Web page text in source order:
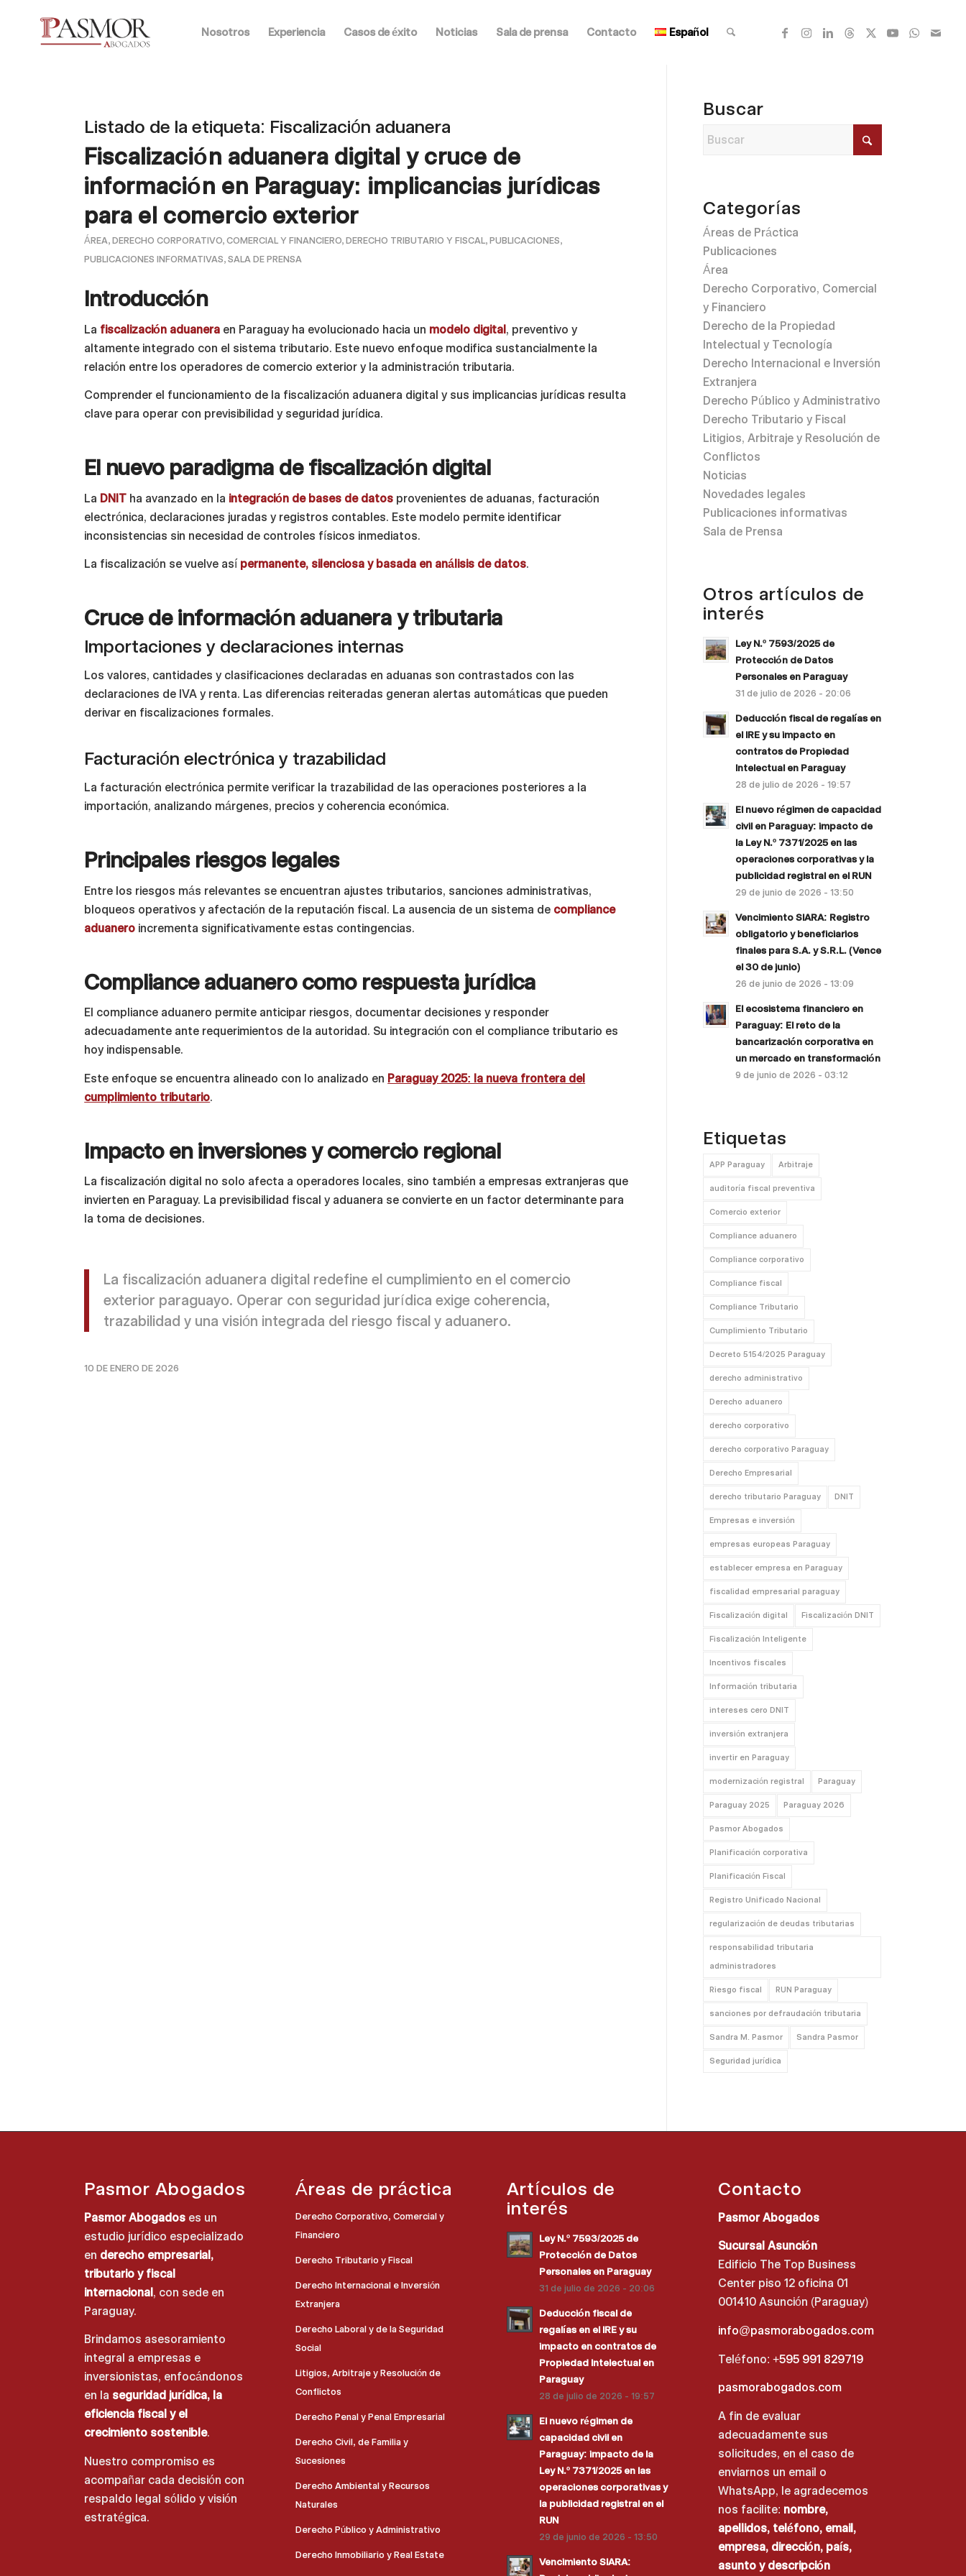
Nosotros Experiencia Casos de éxito Noticias Sala de prensa Contacto Español
Listado de la etiqueta: Fiscalización aduanera
Fiscalización aduanera digital y cruce de
información en Paraguay: implicancias jurídicas
para el comercio exterior
ÁREA,DERECHO CORPORATIVO, COMERCIAL Y FINANCIERO,DERECHO TRIBUTARIO Y FISCAL,PUBLICACIONES,
PUBLICACIONES INFORMATIVAS,SALA DE PRENSA
Introducción
La fiscalización aduanera en Paraguay ha evolucionado hacia un modelo digital, preventivo y
altamente integrado con el sistema tributario. Este nuevo enfoque modifica sustancialmente la
relación entre los operadores de comercio exterior y la administración tributaria.
Comprender el funcionamiento de la fiscalización aduanera digital y sus implicancias jurídicas resulta
clave para operar con previsibilidad y seguridad jurídica.
El nuevo paradigma de fiscalización digital
La DNIT ha avanzado en la integración de bases de datos provenientes de aduanas, facturación
electrónica, declaraciones juradas y registros contables. Este modelo permite identificar
inconsistencias sin necesidad de controles físicos inmediatos.
La fiscalización se vuelve así permanente, silenciosa y basada en análisis de datos.
Cruce de información aduanera y tributaria
Importaciones y declaraciones internas
Los valores, cantidades y clasificaciones declaradas en aduanas son contrastados con las
declaraciones de IVA y renta. Las diferencias reiteradas generan alertas automáticas que pueden
derivar en fiscalizaciones formales.
Facturación electrónica y trazabilidad
La facturación electrónica permite verificar la trazabilidad de las operaciones posteriores a la
importación, analizando márgenes, precios y coherencia económica.
Principales riesgos legales
Entre los riesgos más relevantes se encuentran ajustes tributarios, sanciones administrativas,
bloqueos operativos y afectación de la reputación fiscal. La ausencia de un sistema de compliance
aduanero incrementa significativamente estas contingencias.
Compliance aduanero como respuesta jurídica
El compliance aduanero permite anticipar riesgos, documentar decisiones y responder
adecuadamente ante requerimientos de la autoridad. Su integración con el compliance tributario es
hoy indispensable.
Este enfoque se encuentra alineado con lo analizado en Paraguay 2025: la nueva frontera del
cumplimiento tributario.
Impacto en inversiones y comercio regional
La fiscalización digital no solo afecta a operadores locales, sino también a empresas extranjeras que
invierten en Paraguay. La previsibilidad fiscal y aduanera se convierte en un factor determinante para
la toma de decisiones.
La fiscalización aduanera digital redefine el cumplimiento en el comercio
exterior paraguayo. Operar con seguridad jurídica exige coherencia,
trazabilidad y una visión integrada del riesgo fiscal y aduanero.
10 DE ENERO DE 2026
Buscar
Categorías
Áreas de Práctica
Publicaciones
Área
Derecho Corporativo, Comercial
y Financiero
Derecho de la Propiedad
Intelectual y Tecnología
Derecho Internacional e Inversión
Extranjera
Derecho Público y Administrativo
Derecho Tributario y Fiscal
Litigios, Arbitraje y Resolución de
Conflictos
Noticias
Novedades legales
Publicaciones informativas
Sala de Prensa
Otros artículos de
interés
Ley N.º 7593/2025 de
Protección de Datos
Personales en Paraguay
31 de julio de 2026 - 20:06
Deducción fiscal de regalías en
el IRE y su impacto en
contratos de Propiedad
Intelectual en Paraguay
28 de julio de 2026 - 19:57
El nuevo régimen de capacidad
civil en Paraguay: impacto de
la Ley N.º 7371/2025 en las
operaciones corporativas y la
publicidad registral en el RUN
29 de junio de 2026 - 13:50
Vencimiento SIARA: Registro
obligatorio y beneficiarios
finales para S.A. y S.R.L. (Vence
el 30 de junio)
26 de junio de 2026 - 13:09
El ecosistema financiero en
Paraguay: El reto de la
bancarización corporativa en
un mercado en transformación
9 de junio de 2026 - 03:12
Etiquetas
APP Paraguay Arbitraje
auditoría fiscal preventiva
Comercio exterior
Compliance aduanero
Compliance corporativo
Compliance fiscal
Compliance Tributario
Cumplimiento Tributario
Decreto 5154/2025 Paraguay
derecho administrativo
Derecho aduanero
derecho corporativo
derecho corporativo Paraguay
Derecho Empresarial
derecho tributario Paraguay DNIT
Empresas e inversión
empresas europeas Paraguay
establecer empresa en Paraguay
fiscalidad empresarial paraguay
Fiscalización digital Fiscalización DNIT
Fiscalización Inteligente
Incentivos fiscales
Información tributaria
intereses cero DNIT
inversión extranjera
invertir en Paraguay
modernización registral Paraguay
Paraguay 2025 Paraguay 2026
Pasmor Abogados
Planificación corporativa
Planificación Fiscal
Registro Unificado Nacional
regularización de deudas tributarias
responsabilidad tributaria
administradores
Riesgo fiscal RUN Paraguay
sanciones por defraudación tributaria
Sandra M. Pasmor Sandra Pasmor
Seguridad jurídica
Pasmor Abogados
Pasmor Abogados es un
estudio jurídico especializado
en derecho empresarial,
tributario y fiscal
internacional, con sede en
Paraguay.
Brindamos asesoramiento
integral a empresas e
inversionistas, enfocándonos
en la seguridad jurídica, la
eficiencia fiscal y el
crecimiento sostenible.
Nuestro compromiso es
acompañar cada decisión con
respaldo legal sólido y visión
estratégica.
Áreas de práctica
Derecho Corporativo, Comercial y
Financiero
Derecho Tributario y Fiscal
Derecho Internacional e Inversión
Extranjera
Derecho Laboral y de la Seguridad
Social
Litigios, Arbitraje y Resolución de
Conflictos
Derecho Penal y Penal Empresarial
Derecho Civil, de Familia y
Sucesiones
Derecho Ambiental y Recursos
Naturales
Derecho Público y Administrativo
Derecho Inmobiliario y Real Estate
Artículos de
interés
Ley N.º 7593/2025 de
Protección de Datos
Personales en Paraguay
31 de julio de 2026 - 20:06
Deducción fiscal de
regalías en el IRE y su
impacto en contratos de
Propiedad Intelectual en
Paraguay
28 de julio de 2026 - 19:57
El nuevo régimen de
capacidad civil en
Paraguay: impacto de la
Ley N.º 7371/2025 en las
operaciones corporativas y
la publicidad registral en el
RUN
29 de junio de 2026 - 13:50
Vencimiento SIARA:
Contacto
Pasmor Abogados
Sucursal Asunción
Edificio The Top Business
Center piso 12 oficina 01
001410 Asunción (Paraguay)
info@pasmorabogados.com
Teléfono: +595 991 829719
pasmorabogados.com
A fin de evaluar
adecuadamente sus
solicitudes, en el caso de
enviarnos un email o
WhatsApp, le agradecemos
nos facilite: nombre,
apellidos, teléfono, email,
empresa, dirección, país,
asunto y descripción